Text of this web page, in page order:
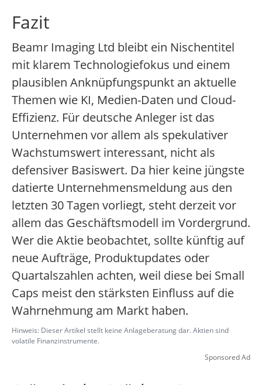
Fazit
Beamr Imaging Ltd bleibt ein Nischentitel
mit klarem Technologiefokus und einem
plausiblen Anknüpfungspunkt an aktuelle
Themen wie KI, Medien-Daten und Cloud-
Effizienz. Für deutsche Anleger ist das
Unternehmen vor allem als spekulativer
Wachstumswert interessant, nicht als
defensiver Basiswert. Da hier keine jüngste
datierte Unternehmensmeldung aus den
letzten 30 Tagen vorliegt, steht derzeit vor
allem das Geschäftsmodell im Vordergrund.
Wer die Aktie beobachtet, sollte künftig auf
neue Aufträge, Produktupdates oder
Quartalszahlen achten, weil diese bei Small
Caps meist den stärksten Einfluss auf die
Wahrnehmung am Markt haben.
Hinweis: Dieser Artikel stellt keine Anlageberatung dar. Aktien sind
volatile Finanzinstrumente.
Sponsored Ad